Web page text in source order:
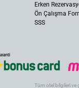
Erken
Ön Çalışma
SSS
Tüm otel bilgileri ve